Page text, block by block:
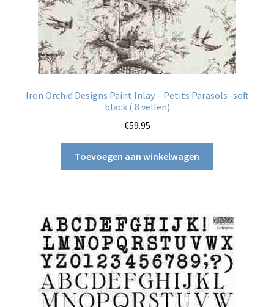
Iron Orchid Designs Paint Inlay – Petits Parasols -soft
black ( 8 vellen)
€59.95
Toevoegen aan winkelwagen